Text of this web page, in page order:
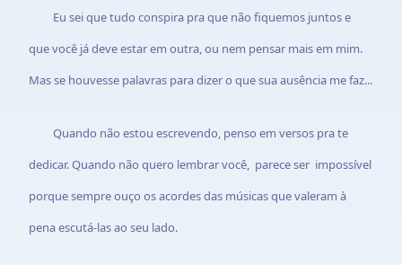
Eu sei que tudo conspira pra que não fiquemos juntos e
que você já deve estar em outra, ou nem pensar maisem mim.
Masse houvesse palavras para dizer o que sua ausência me faz...
Quando não estou escrevendo, penso em versos pra te
dedicar. Quando não quero lembrar você, parece ser impossível
porque sempre ouço os acordes das músicas que valeram à
pena escutá-las ao seu lado.